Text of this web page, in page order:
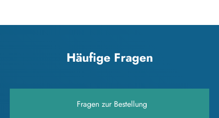
Häufige Fragen
Fragen zur Bestellung